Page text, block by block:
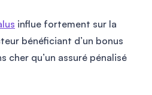
influe fortement sur la
bénéficiant d’un bonus
cher qu’un assuré pénalisé